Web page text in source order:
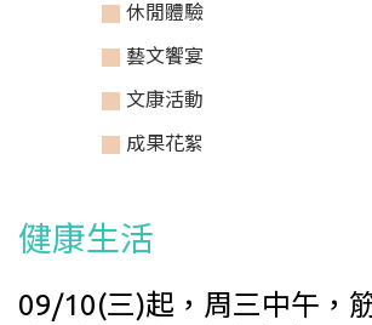
休閒體驗
藝文饗宴
文康活動
成果花絮
健康生活
09/10(三)起，周三中午，